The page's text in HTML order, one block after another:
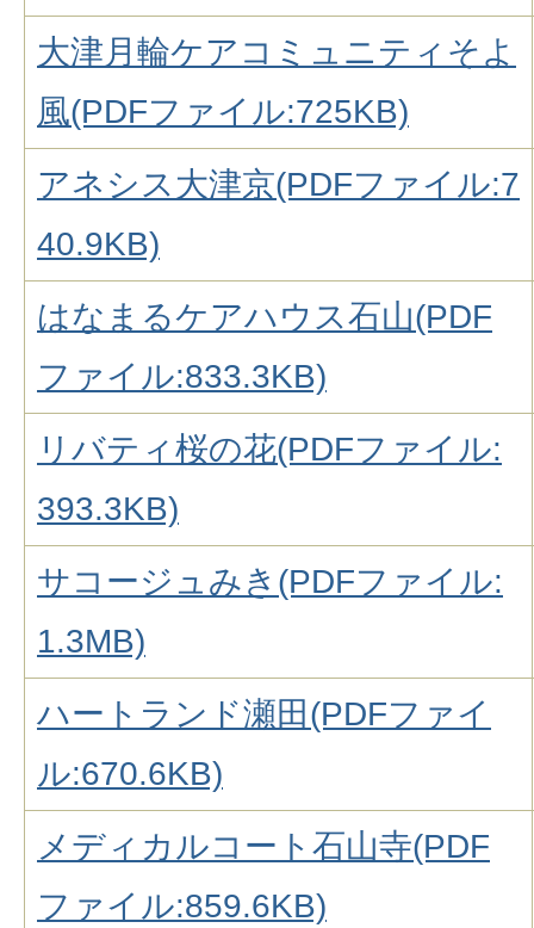
大津月輪ケアコミュニティそよ
風(PDFファイル:725KB)
アネシス大津京(PDFファイル:7
40.9KB)
はなまるケアハウス石山(PDF
ファイル:833.3KB)
リバティ桜の花(PDFファイル:
393.3KB)
サコージュみき(PDFファイル:
1.3MB)
ハートランド瀬田(PDFファイ
ル:670.6KB)
メディカルコート石山寺(PDF
ファイル:859.6KB)